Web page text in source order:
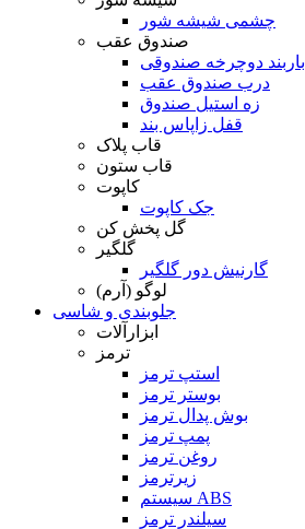
چشمی شیشه شور
صندوق عقب
باربند دوچرخه صندوقی
درب صندوق عقب
زه استیل صندوق
قفل زاپاس بند
قاب پلاک
قاب ستون
کاپوت
جک کاپوت
گل پخش کن
گلگیر
گارنیش دور گلگیر
لوگو (آرم)
جلوبندی و شاسی
ابزارآلات
ترمز
استپ ترمز
بوستر ترمز
بوش پدال ترمز
پمپ ترمز
روغن ترمز
زیرترمز
سیستم ABS
سیلندر ترمز